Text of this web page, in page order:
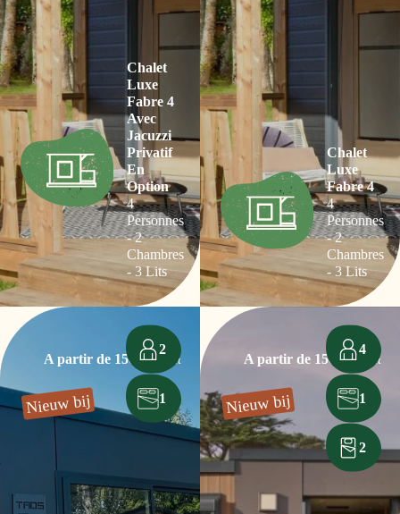
Chalet
Luxe
Fabre 4
Avec
Jacuzzi
Privatif
En
Option
4
Personnes
- 2
Chambres
- 3 Lits
Chalet
Luxe
Fabre 4
4
Personnes
- 2
Chambres
- 3 Lits
Nieuw bij
A partir de 150€/la nuit
2
1 Nieuw bij
A partir de 150€/la nuit
4
1
2